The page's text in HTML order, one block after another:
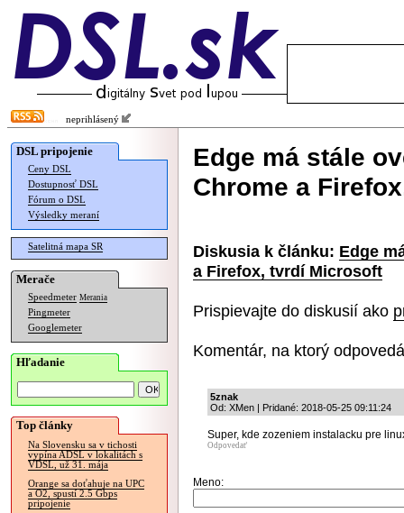
neprihlásený
DSL pripojenie
Ceny DSL
Dostupnosť DSL
Fórum o DSL
Výsledky meraní
Satelitná mapa SR
Merače
Speedmeter Merania
Pingmeter
Googlemeter
Hľadanie
Top články
Na Slovensku sa v tichosti
vypína ADSL v lokalitách s
VDSL, už 31. mája
Orange sa doťahuje na UPC
a O2, spustí 2.5 Gbps
pripojenie
Edge má stále
Chrome a
Diskusia k článku: Edge
a Firefox, tvrdí Microsoft
Prispievajte do diskusií ako
Komentár, na ktorý
5znak
Od: XMen | Pridané: 2018-05-25 09:11:24
Super, kde zozeniem instalacku pre
Odpovedať
Meno: